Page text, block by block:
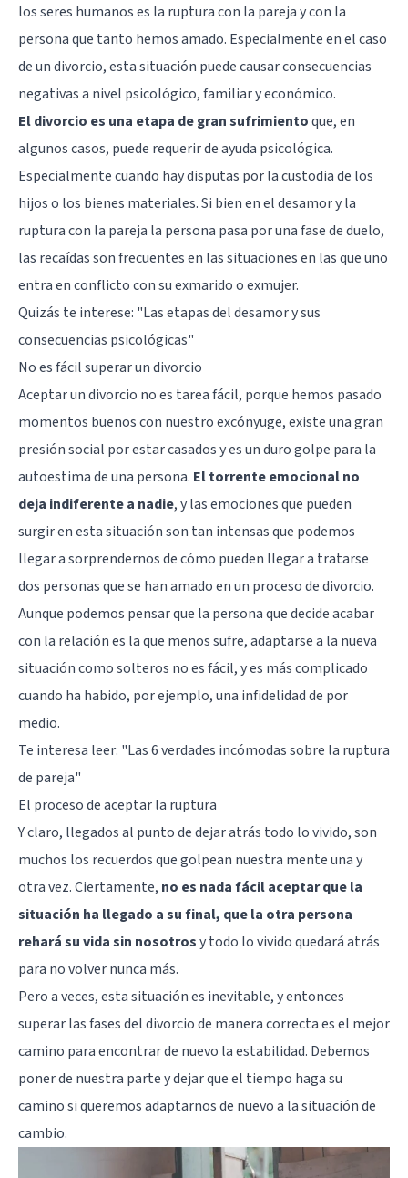
los seres humanos es la ruptura con la pareja y con la
persona que tanto hemos amado. Especialmente en el caso
de un divorcio, esta situación puede causar consecuencias
negativas a nivel psicológico, familiar y económico.
El divorcio es una etapa de gran sufrimientoque, en
algunos casos, puede requerir de ayuda psicológica.
Especialmente cuando hay disputas por la custodia de los
hijos o los bienes materiales. Si bien en el desamor y la
ruptura con la pareja la persona pasa por una fase de duelo,
las recaídas son frecuentes en las situaciones en las que uno
entra en conflicto con su exmarido o exmujer.
Quizás te interese: "Las etapas del desamor y sus
consecuencias psicológicas"
No es fácil superar un divorcio
Aceptar un divorcio no es tarea fácil, porque hemos pasado
momentos buenos con nuestro excónyuge, existe una gran
presión social por estar casados y es un duro golpe para la
autoestima de una persona. El torrente emocional no
deja indiferente a nadie, y las emociones que pueden
surgir en esta situación son tan intensas que podemos
llegar a sorprendernos de cómo pueden llegar a tratarse
dos personas que se han amado en un proceso de divorcio.
Aunque podemos pensar que la persona que decide acabar
con la relación es la que menos sufre, adaptarse a la nueva
situación como solteros no es fácil, y es más complicado
cuando ha habido, por ejemplo, una infidelidad de por
medio.
Te interesa leer: "Las 6 verdades incómodas sobre la ruptura
de pareja"
El proceso de aceptar la ruptura
Y claro, llegados al punto de dejar atrás todo lo vivido, son
muchos los recuerdos que golpean nuestra mente una y
otra vez. Ciertamente, no es nada fácil aceptar que la
situación ha llegado a su final, que la otra persona
rehará su vida sin nosotrosy todo lo vivido quedará atrás
para no volver nunca más.
Pero a veces, esta situación es inevitable, y entonces
superar las fases del divorcio de manera correcta es el mejor
camino para encontrar de nuevo la estabilidad. Debemos
poner de nuestra parte y dejar que el tiempo haga su
camino si queremos adaptarnos de nuevo a la situación de
cambio.